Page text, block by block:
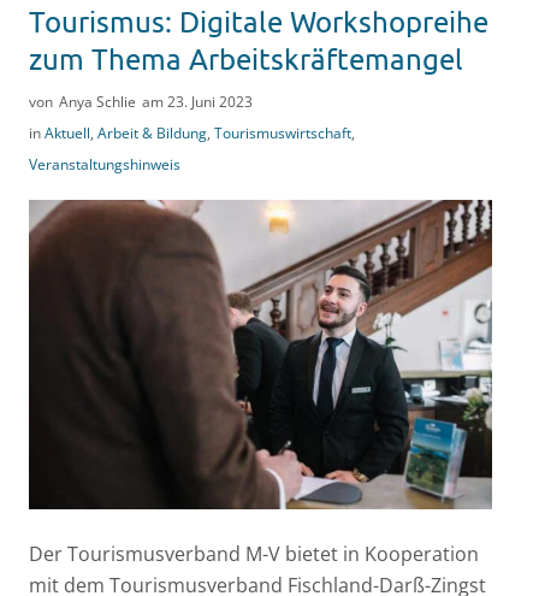
Tourismus: Digitale Workshopreihe
zum Thema Arbeitskräftemangel
von Anya Schlie am23. Juni 2023
inAktuell, Arbeit & Bildung, Tourismuswirtschaft,
Veranstaltungshinweis
Der Tourismusverband M-V bietet in Kooperation
mit dem Tourismusverband Fischland-Darß-Zingst
mehr erfahren